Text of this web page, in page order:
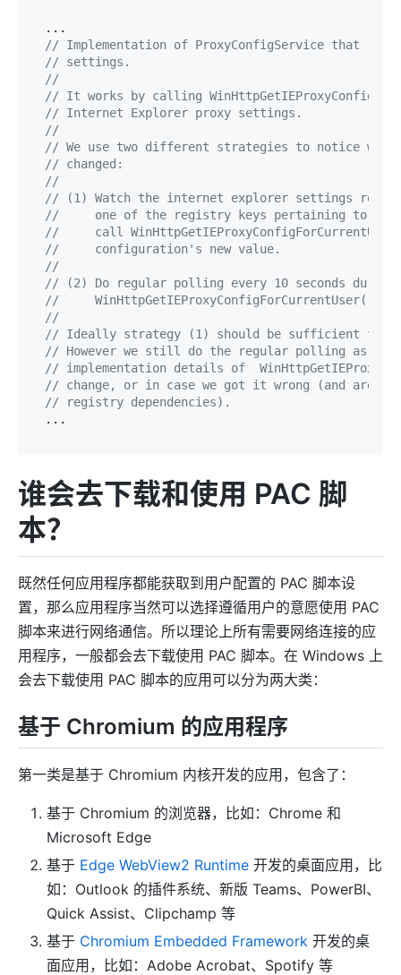
// Implementation of ProxyConfigService that
// settings.
//
// It works by calling
// Internet Explorer proxy settings.
//
// We use two different strategies to notice
// changed:
//
// (1) Watch the internet explorer settings
//     one of the registry keys pertaining to
//     call
//     configuration's new value.
//
// (2) Do regular polling every 10 seconds
//     WinHttpGetIEProxyConfigForCurrentUser()
//
// Ideally strategy (1) should be sufficient to
// However we still do the regular polling as a
// implementation details of
// change, or in case we got it wrong (and are
// registry dependencies).
谁会去下载和使用 PAC 脚
本？
既然任何应用程序都能获取到用户配置的 PAC 脚本设
置，那么应用程序当然可以选择遵循用户的意愿使用 PAC
脚本来进行网络通信。所以理论上所有需要网络连接的应
用程序，一般都会去下载使用 PAC 脚本。在 Windows 上
会去下载使用 PAC 脚本的应用可以分为两大类：
基于 Chromium 的应用程序
第一类是基于 Chromium 内核开发的应用，包含了：
基于 Chromium 的浏览器，比如：Chrome 和
Microsoft Edge
基于 Edge WebView2 Runtime 开发的桌面应用，比
如：Outlook 的插件系统、新版 Teams、PowerBI、
Quick Assist、Clipchamp 等
基于 Chromium Embedded Framework 开发的桌
面应用，比如：Adobe Acrobat、Spotify 等